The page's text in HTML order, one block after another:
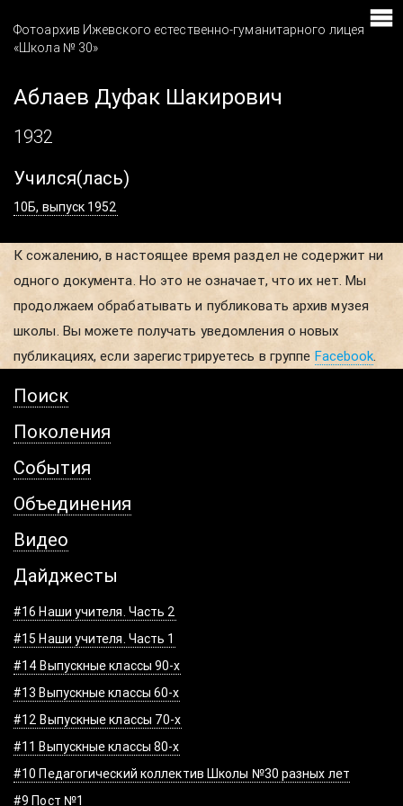
Фотоархив Ижевского естественно-гуманитарного лицея
«Школа № 30»
Аблаев Дуфак Шакирович
1932
Учился(лась)
10Б, выпуск 1952
К сожалению, в настоящее время раздел не содержит ни
одного документа. Но это не означает, что их нет. Мы
продолжаем обрабатывать и публиковать архив музея
школы. Вы можете получать уведомления о новых
публикациях, если зарегистрируетесь в группе Facebook
Поиск
Поколения
События
Объединения
Видео
Дайджесты
#16 Наши учителя. Часть 2
#15 Наши учителя. Часть 1
#14 Выпускные классы 90-х
#13 Выпускные классы 60-х
#12 Выпускные классы 70-х
#11 Выпускные классы 80-х
#10 Педагогический коллектив Школы №30 разных лет
#9 Пост №1